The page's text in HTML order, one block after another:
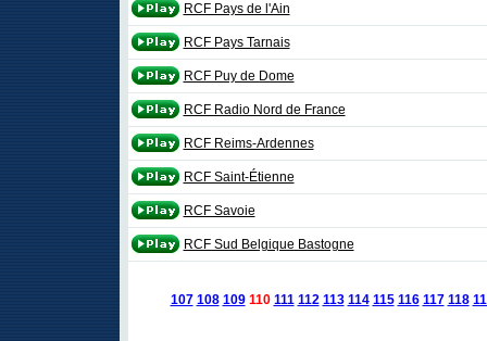
RCF Pays de l'Ain
RCF Pays Tarnais
RCF Puy de Dome
RCF Radio Nord de France
RCF Reims-Ardennes
RCF Saint-Étienne
RCF Savoie
RCF Sud Belgique Bastogne
107 108 109 110 111 112 113 114 115 116 117 118